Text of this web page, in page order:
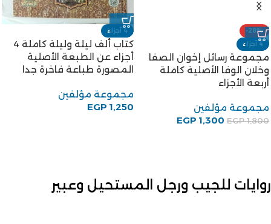
-28%
4 أجزاء
مجموعة رسائل إخوان الصفا
وخلان الوفا الأصلية كاملة
أربعة الأجزاء
مجموعة مؤلفين
EGP1,800
EGP 1,300
4 أجزاء
كتاب ألف ليلة وليلة كاملة 4
أجزاء عن الطبعة الأصلية
المصورة طباعة فاخرة جدا
مجموعة مؤلفين
EGP 1,250
روايات للجيب ورجل المستحيل وعبير